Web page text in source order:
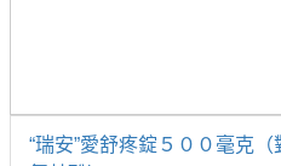
“瑞安”愛舒疼錠５００毫克（